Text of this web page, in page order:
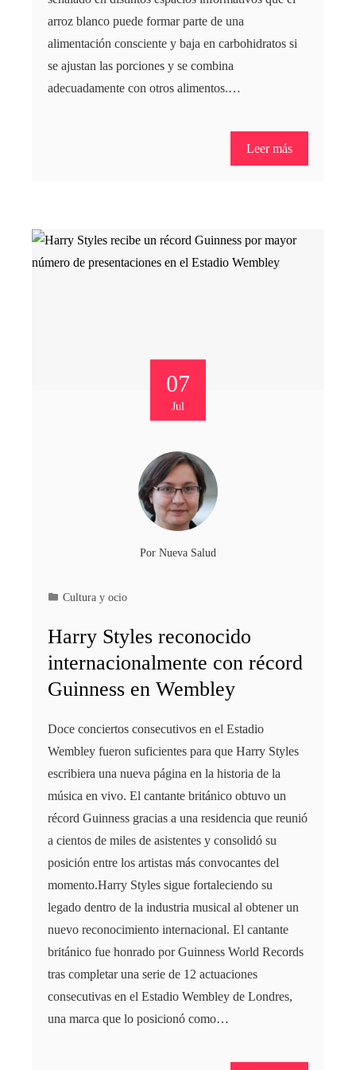
arroz blanco puede formar parte de una
alimentación consciente y baja en carbohidratos si
se ajustan las porciones y se combina
adecuadamente con otros alimentos.…
Leer más
07
Jul
Por Nueva Salud
Cultura y ocio
Harry Styles reconocido
internacionalmente con récord
Guinness en Wembley
Doce conciertos consecutivos en el Estadio
Wembley fueron suficientes para que Harry Styles
escribiera una nueva página en la historia de la
música en vivo. El cantante británico obtuvo un
récord Guinness gracias a una residencia que reunió
a cientos de miles de asistentes y consolidó su
posición entre los artistas más convocantes del
momento.Harry Styles sigue fortaleciendo su
legado dentro de la industria musical al obtener un
nuevo reconocimiento internacional. El cantante
británico fue honrado por Guinness World Records
tras completar una serie de 12 actuaciones
consecutivas en el Estadio Wembley de Londres,
una marca que lo posicionó como…